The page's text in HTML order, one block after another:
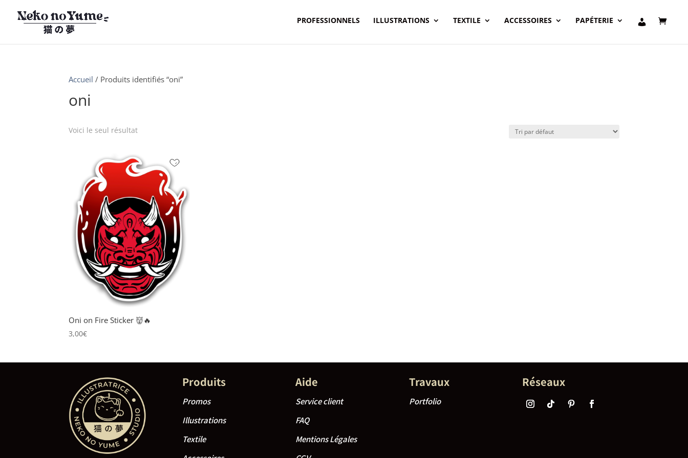
PROFESSIONNELS ILLUSTRATIONS TEXTILE ACCESSOIRES PAPÉTERIE
Accueil / Produits identifiés “oni”
oni
Voici le seul résultat
Oni on Fire Sticker 👹🔥
3,00€
Produits
Promos
Illustrations
Textile
Aide
Service client
FAQ
Mentions Légales
Travaux
Portfolio
Réseaux